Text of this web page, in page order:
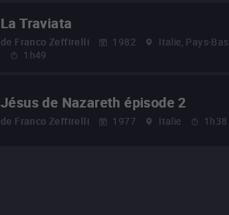
La Traviata
de Franco Zeffirelli 1982
Italie, Pays-Bas
1h49
Jésus de Nazareth épisode 2
de Franco Zeffirelli 1977 Italie 1h38